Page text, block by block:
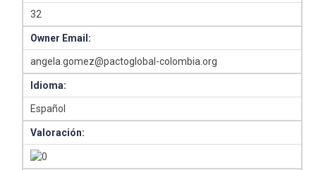
32
Owner Email:
angela.gomez@pactoglobal-colombia.org
Idioma:
Español
Valoración: